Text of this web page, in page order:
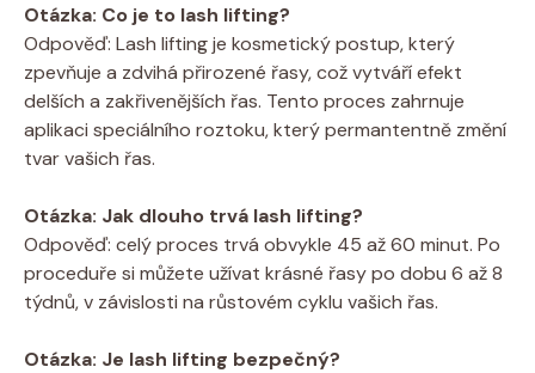
Otázka: Co je to lash lifting?
Odpověď: Lash lifting je kosmetický postup, který
zpevňuje a zdvihá přirozené řasy, což vytváří efekt
delších a zakřivenějších řas. Tento proces zahrnuje
aplikaci speciálního roztoku, který permantentně změní
tvar vašich řas.
Otázka: Jak dlouho trvá lash lifting?
Odpověď: celý proces trvá obvykle 45 až 60 minut. Po
proceduře si můžete užívat krásné řasy po dobu 6 až 8
týdnů, v závislosti na růstovém cyklu vašich řas.
Otázka: Je lash lifting bezpečný?